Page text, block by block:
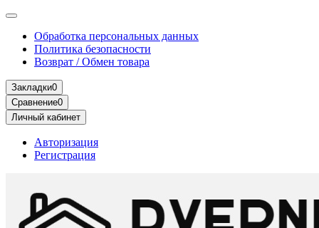
Обработка персональных данных
Политика безопасности
Возврат / Обмен товара
Закладки0
Сравнение0
Личный кабинет
Авторизация
Регистрация